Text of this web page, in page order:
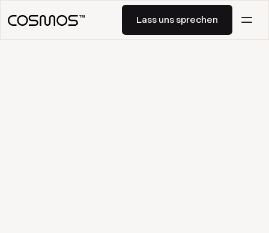
Lass uns sprechen
Lass uns sprechen